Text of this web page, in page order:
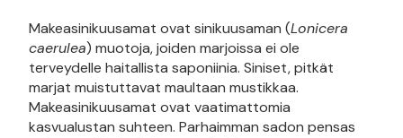
Makeasinikuusamat ovat sinikuusaman (Lonicera
caerulea) muotoja, joiden marjoissa ei ole
terveydelle haitallista saponiinia. Siniset, pitkät
marjat muistuttavat maultaan mustikkaa.
Makeasinikuusamat ovat vaatimattomia
kasvualustan suhteen. Parhaimman sadon pensas